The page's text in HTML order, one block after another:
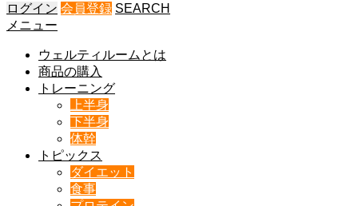
ログイン 会員登録 SEARCH
メニュー
ウェルティルームとは
商品の購入
トレーニング
上半身
下半身
体幹
トピックス
ダイエット
食事